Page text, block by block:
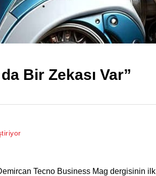
Bir Zekası Var”
Tecno Business Mag dergisinin ilk